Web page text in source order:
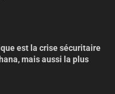
est la crise sécuritaire
mais aussi la plus